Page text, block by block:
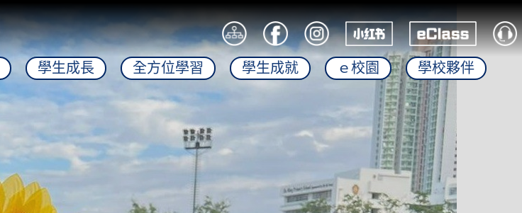
學生成長 全方位學習 學生成就 ｅ校園 學校夥伴